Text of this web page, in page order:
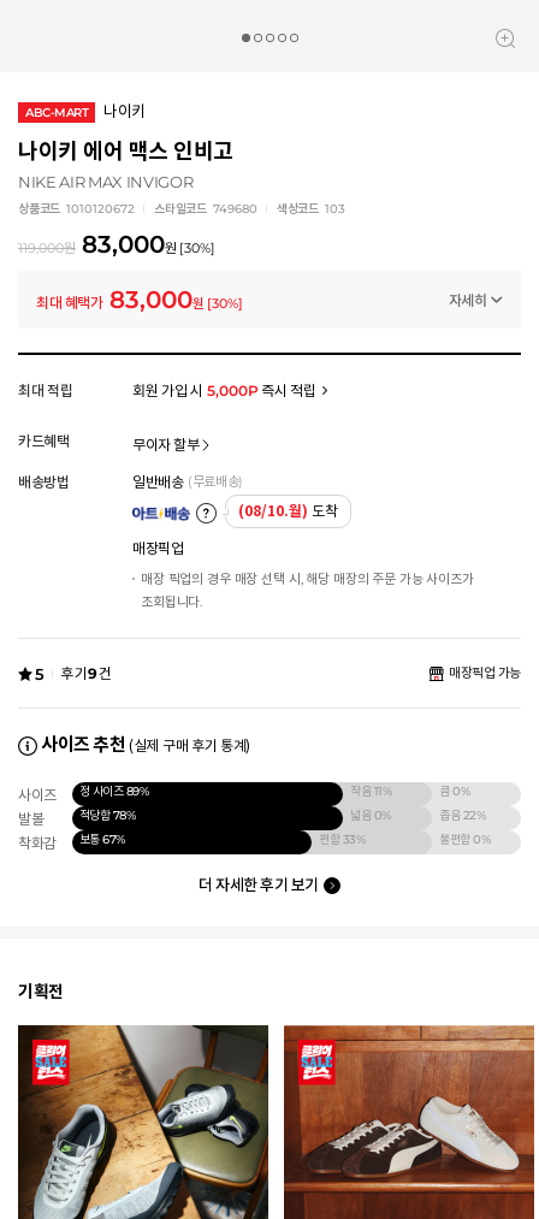
ABC-MART 나이키
나이키 에어 맥스 인비고
NIKE AIR MAX INVIGOR
상품코드 1010120672 스타일코드 749680 색상코드 103
119,000원 83,000원 [30%]
최대 혜택가 83,000원 [30%] 자세히
멤버십 상시 할인
모든 혜택이 적용된 금액으로, 실제 결제 금액과는 차이가 있을 수 있습니다.
최대 적립 회원 가입 시 5,000P즉시 적립
카드혜택 무이자 할부
배송방법 일반배송 (무료배송)
(08/10.월) 도착
매장픽업
매장 픽업의 경우 매장 선택 시, 해당 매장의 주문 가능 사이즈가
조회됩니다.
5 후기9건 매장픽업 가능
사이즈 추천 (실제 구매 후기 통계)
사이즈 정 사이즈89% 작음11% 큼0%
발볼 적당함78% 넓음0% 좁음22%
착화감 보통67% 편함33% 불편함0%
더 자세한 후기 보기
기획전